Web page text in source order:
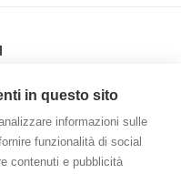
in questo sito
informazioni sulle
funzionalità di social
contenuti e pubblicità